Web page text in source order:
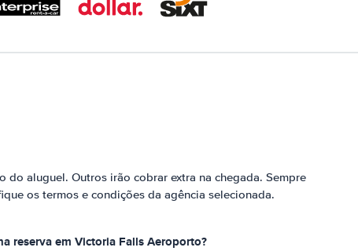
do aluguel. Outros irão cobrar extra na chegada. Sempre
os termos e condições da agência selecionada.
reserva em Victoria Falls Aeroporto?